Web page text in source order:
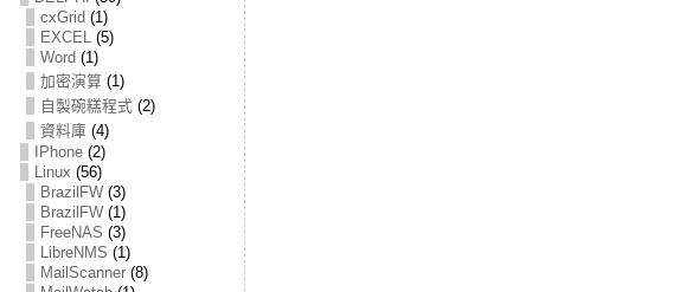
cxGrid (1)
EXCEL(5)
Word (1)
加密演算(1)
自製碗糕程式(2)
資料庫(4)
IPhone(2)
Linux (56)
BrazilFW(3)
BrazilFW(1)
FreeNAS (3)
LibreNMS (1)
MailScanner(8)